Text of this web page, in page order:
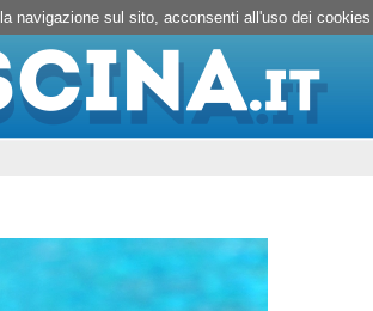
navigazione sul sito, acconsenti all'uso dei cookies